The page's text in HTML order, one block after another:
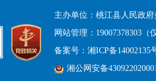
主办单位：桃江县人民政府
网站管理：19007378303（
备案号： 湘ICP备14002135
湘公网安备